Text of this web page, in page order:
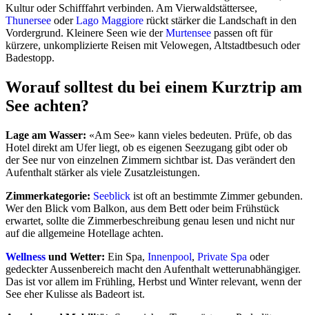
Kultur oder Schifffahrt verbinden. Am Vierwaldstättersee,
Thunersee oderLago Maggiore rückt stärker die Landschaft in den
Vordergrund. Kleinere Seen wie derMurtensee passen oft für
kürzere, unkomplizierte Reisen mit Velowegen, Altstadtbesuch oder
Badestopp.
Worauf solltest du bei einem Kurztrip am
See achten?
Lage am Wasser: «Am See» kann vieles bedeuten. Prüfe, ob das
Hotel direkt am Ufer liegt, ob es eigenen Seezugang gibt oder ob
der See nur von einzelnen Zimmern sichtbar ist. Das verändert den
Aufenthalt stärker als viele Zusatzleistungen.
Zimmerkategorie: Seeblick ist oft an bestimmte Zimmer gebunden.
Wer den Blick vom Balkon, aus dem Bett oder beim Frühstück
erwartet, sollte die Zimmerbeschreibung genau lesen und nicht nur
auf die allgemeine Hotellage achten.
Wellness und Wetter: Ein Spa, Innenpool, Private Spa oder
gedeckter Aussenbereich macht den Aufenthalt wetterunabhängiger.
Das ist vor allem im Frühling, Herbst und Winter relevant, wenn der
See eher Kulisse als Badeort ist.